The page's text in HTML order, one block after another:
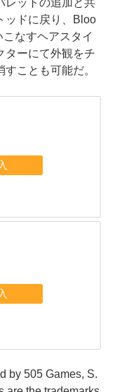
ッドに戻り、Bloo
なすヘアスタイ
ターにて外観をチ
ことも可能だ。
by 505 Games, S.